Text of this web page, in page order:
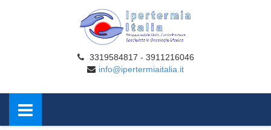
3319584817 - 3911216046
info@ipertermiaitalia.it